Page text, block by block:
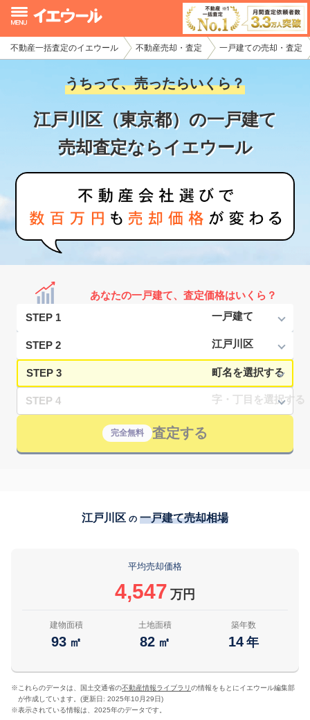
不動産一括査定のイエウール 不動産売却・査定 一戸建ての売却・査定
うちって、売ったらいくら？
江戸川区（東京都）の一戸建て
売却査定ならイエウール
あなたの一戸建て、査定価格はいくら？
STEP 1
STEP 2
STEP 3
STEP 4
完全無料 査定する
江戸川区 の 一戸建て売却相場
平均売却価格
4,547 万円
建物面積
93 ㎡
土地面積
82 ㎡
築年数
14 年
※ これらのデータは、国土交通省の不動産情報ライブラリの情報をもとにイエウール編集部
が作成しています。(更新日: 2025年10月29日)
※表示されている情報は、2025年のデータです。
イエウール加盟希望の不動産会社様
初めての方へ
不動産売却の流れ
不動産の売却・一括査定
家査定シミュレーター
お問い合わせ